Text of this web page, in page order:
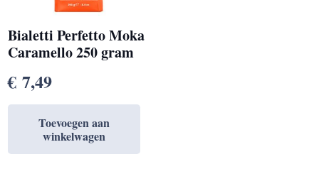
Bialetti Perfetto Moka
Caramello 250 gram
€ 7,49
Toevoegen aan
winkelwagen